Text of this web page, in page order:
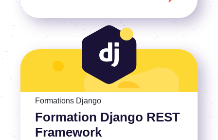
Formations Django
Formation Django REST
Framework
Voir la Formation Django REST Framework